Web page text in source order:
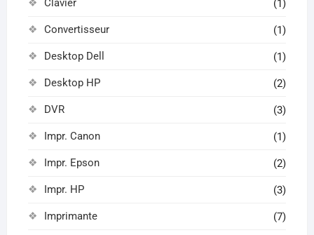
Clavier (1)
Convertisseur (1)
Desktop Dell (1)
Desktop HP (2)
DVR (3)
Impr. Canon (1)
Impr. Epson (2)
Impr. HP (3)
Imprimante (7)